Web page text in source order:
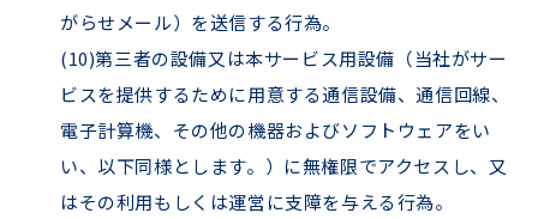
がらせメール）を送信する⾏為。
(10)第三者の設備⼜は本サービス⽤設備（当社がサー
ビスを提供するために⽤意する通信設備、通信回線、
電⼦計算機、その他の機器およびソフトウェアをい
い、以下同様とします。）に無権限でアクセスし、⼜
はその利⽤もしくは運営に⽀障を与える⾏為。